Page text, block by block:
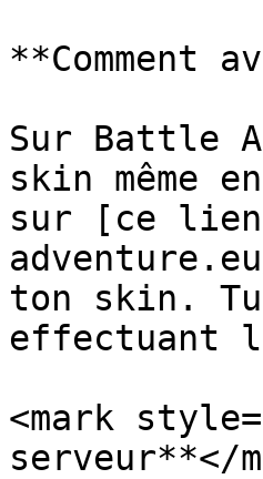
**Comment
Sur Battle
skin même
sur [ce
ton skin.
effectuant
<mark
serveur**</